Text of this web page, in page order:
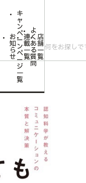
お
知
ら
せ
キ
ャ
ン
ペ
ー
ン
ペ
ー
ジ
一
覧
連
載
一
覧
よ
く
あ
る
質
問
店
舗
一
覧
伝わらない」はなぜ起こるのか？